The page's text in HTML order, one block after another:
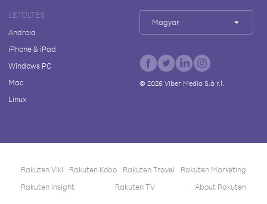
LETÖLTÉS
Android
iPhone & iPad
Windows PC
Mac
Linux
Magyar
© 2026Viber Media S.à r.l.
Rakuten Viki Rakuten Kobo Rakuten Travel
Rakuten Marketing
Rakuten Insight
Rakuten TV About Rakuten